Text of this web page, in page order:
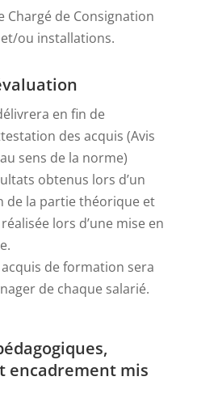
Chargé de Consignation
ou installations.
en fin de
des acquis (Avis
sens de la norme)
obtenus lors d’un
de la partie théorique et
lors d’une mise en
de formation sera
de chaque salarié.
encadrement mis